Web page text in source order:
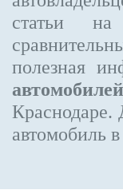
статьи на
полезная
автомобилей
Краснодаре.
автомобиль в